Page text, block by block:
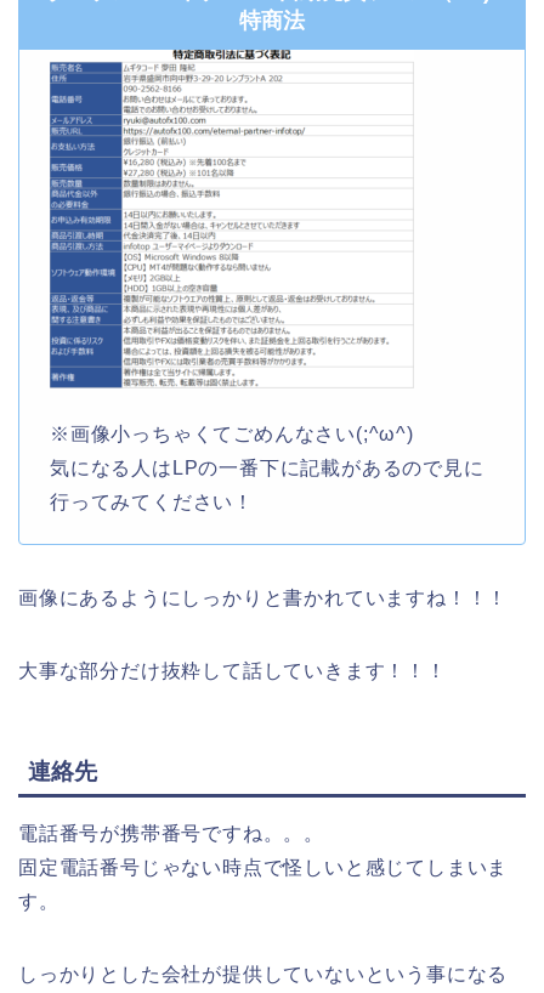
特商法
※画像小っちゃくてごめんなさい(;^ω^)
気になる人はLPの一番下に記載があるので見に
行ってみてください！
画像にあるようにしっかりと書かれていますね！！！
大事な部分だけ抜粋して話していきます！！！
連絡先
電話番号が携帯番号ですね。。。
固定電話番号じゃない時点で怪しいと感じてしまいま
す。
しっかりとした会社が提供していないという事になる